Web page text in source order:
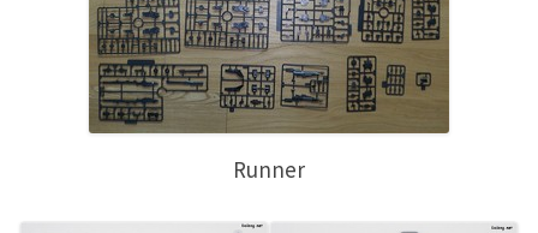
Runner